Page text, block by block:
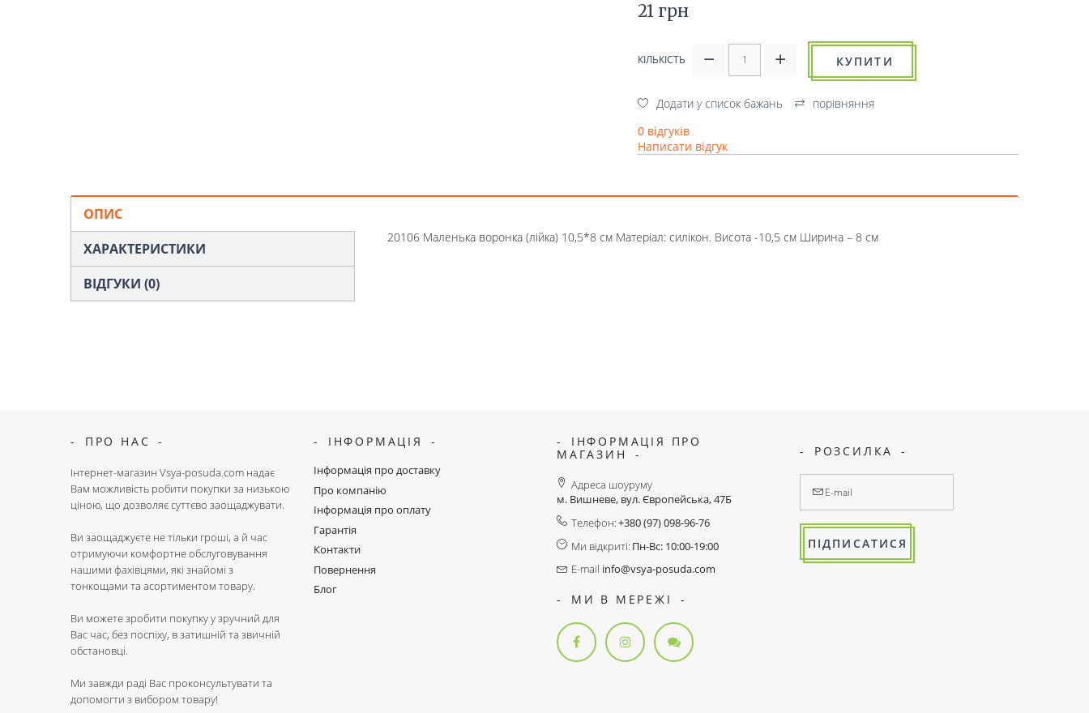
21 грн
КІЛЬКІСТЬ КУПИТИ
Додати у список бажань
порівняння
0 відгуків
Написати відгук
ОПИС
ХАРАКТЕРИСТИКИ
ВІДГУКИ (0)
20106 Маленька воронка (лійка) 10,5*8 см Матеріал: силікон. Висота -10,5 см Ширина – 8 см
ПРО НАС
Інтернет-магазин Vsya-posuda.com надає
Вам можливість робити покупки за низькою
ціною, що дозволяє суттєво заощаджувати.
Ви заощаджуєте не тільки гроші, а й час
отримуючи комфортне обслуговування
нашими фахівцями, які знайомі з
тонкощами та асортиментом товару.
Ви можете зробити покупку у зручний для
Вас час, без поспіху, в затишній та звичній
обстановці.
Ми завжди раді Вас проконсультувати та
допомогти з вибором товару!
ІНФОРМАЦІЯ
Інформація про доставку
Про компанію
Інформація про оплату
Гарантія
Контакти
Повернення
Блог
ІНФОРМАЦІЯ ПРО
МАГАЗИН
Адреса шоуруму
м. Вишневе, вул. Європейська, 47Б
Телефон:+380 (97) 098-96-76
Ми відкриті: Пн-Вс: 10:00-19:00
E-mail info@vsya-posuda.com
МИ В МЕРЕЖІ
РОЗСИЛКА
ПІДПИСАТИСЯ